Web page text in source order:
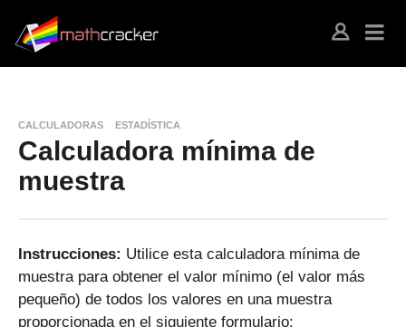
CALCULADORAS ESTADÍSTICA
Calculadora mínima de
muestra
Instrucciones: Utilice esta calculadora mínima de
muestra para obtener el valor mínimo (el valor más
pequeño) de todos los valores en una muestra
proporcionada en el siguiente formulario: